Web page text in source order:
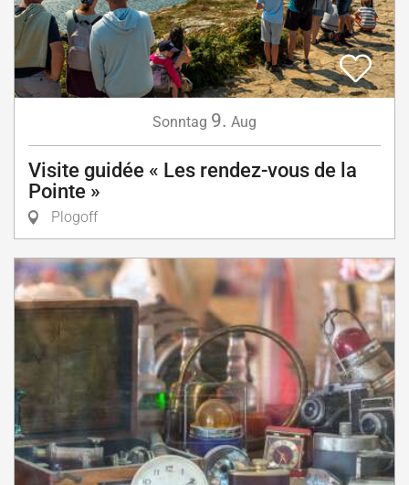
Sonntag 9. Aug
Visite guidée « Les rendez-vous de la
Pointe »
Plogoff